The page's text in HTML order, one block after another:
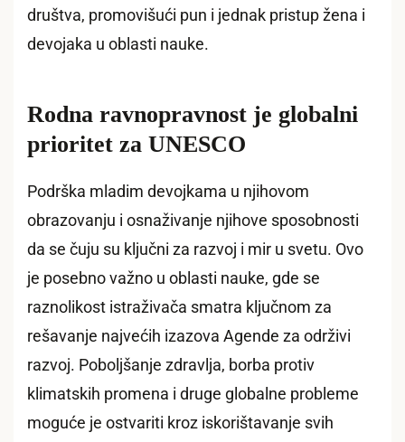
društva, promovišući pun i jednak pristup žena i
devojaka u oblasti nauke.
Rodna ravnopravnost je globalni
prioritet za UNESCO
Podrška mladim devojkama u njihovom
obrazovanju i osnaživanje njihove sposobnosti
da se čuju su ključni za razvoj i mir u svetu. Ovo
je posebno važno u oblasti nauke, gde se
raznolikost istraživača smatra ključnom za
rešavanje najvećih izazova Agende za održivi
razvoj. Poboljšanje zdravlja, borba protiv
klimatskih promena i druge globalne probleme
moguće je ostvariti kroz iskorištavanje svih